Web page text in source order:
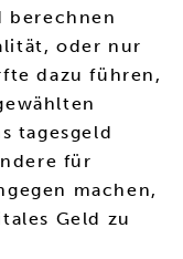
berechnen
oder nur
dazu führen,
tagesgeld
für
machen,
Geld zu